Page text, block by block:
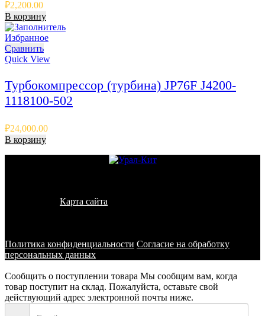
₽2,200.00
В корзину
Избранное
Сравнить
Quick View
Турбокомпрессор (турбина) JP76F J4200-
1118100-502
₽24,000.00
В корзину
Карта сайта
Политика конфиденциальности Согласие на обработку
персональных данных
Сообщить о поступлении товара Мы сообщим вам, когда
товар поступит на склад. Пожалуйста, оставьте свой
действующий адрес электронной почты ниже.